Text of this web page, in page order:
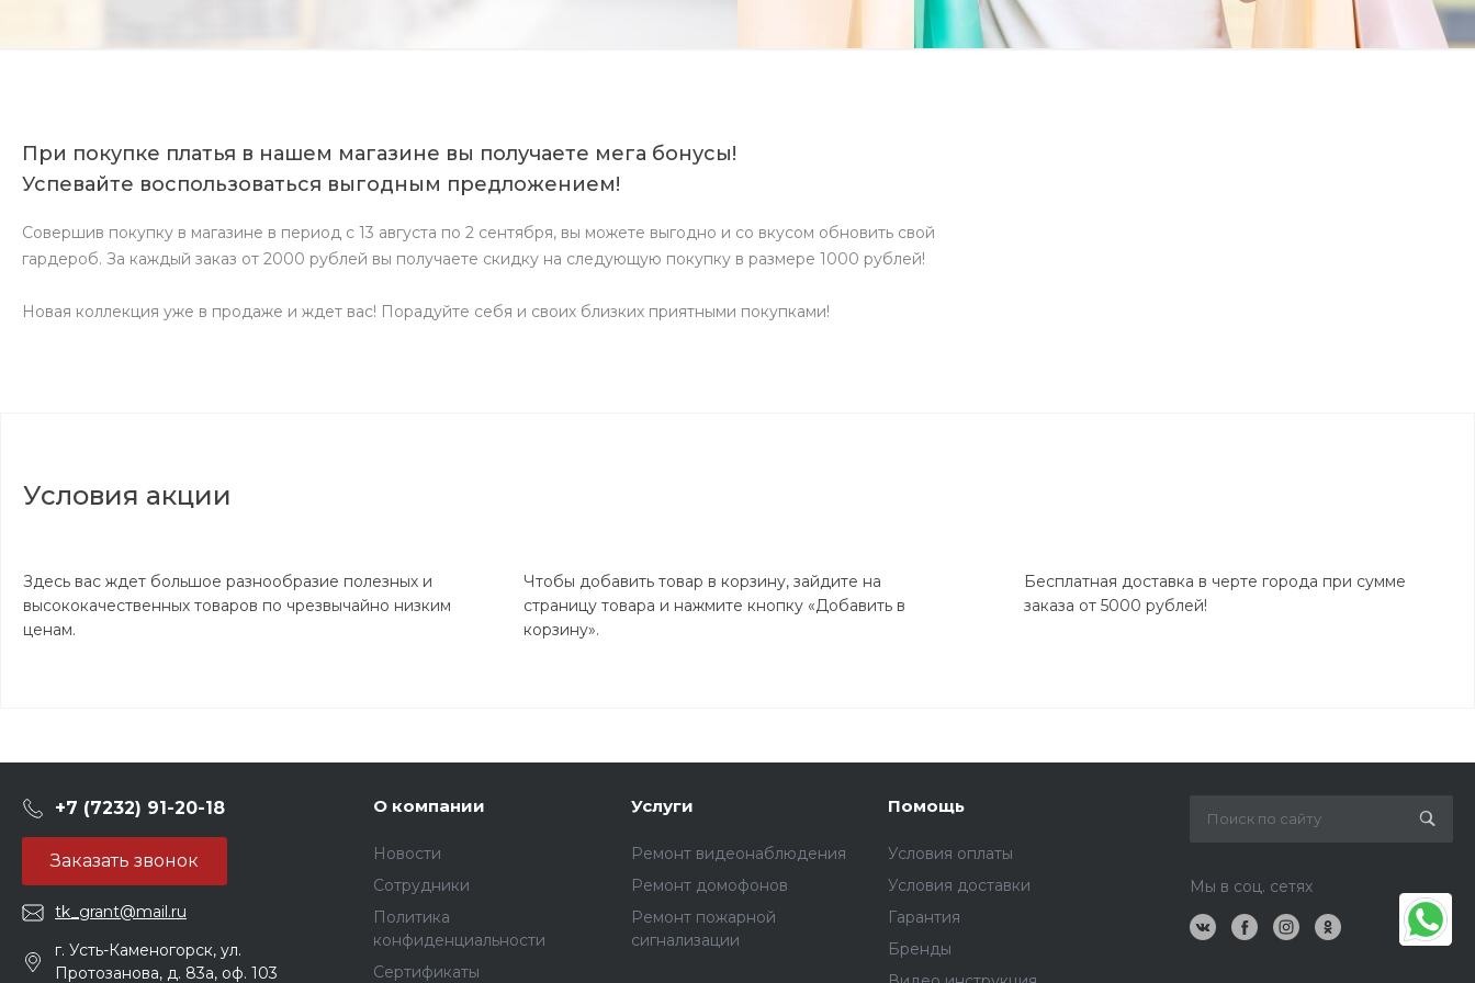
При покупке платья в нашем магазине вы получаете мега бонусы!
Успевайте воспользоваться выгодным предложением!
Совершив покупку в магазине в период с 13 августа по 2 сентября, вы можете выгодно и со вкусом обновить свой
гардероб. За каждый заказ от 2000 рублей вы получаете скидку на следующую покупку в размере 1000 рублей!
Новая коллекция уже в продаже и ждет вас! Порадуйте себя и своих близких приятными покупками!
Условия акции
Здесь вас ждет большое разнообразие полезных и
высококачественных товаров по чрезвычайно низким
ценам.
Чтобы добавить товар в корзину, зайдите на
страницу товара и нажмите кнопку «Добавить в
корзину».
Бесплатная доставка в черте города при сумме
заказа от 5000 рублей!
+7 (7232) 91-20-18
Заказать звонок
tk_grant@mail.ru
г. Усть-Каменогорск, ул.
Протозанова, д. 83а, оф. 103
О компании
Новости
Сотрудники
Политика
конфиденциальности
Сертификаты
Услуги
Ремонт видеонаблюдения
Ремонт домофонов
Ремонт пожарной
сигнализации
Помощь
Условия оплаты
Условия доставки
Гарантия
Бренды
Мы в соц. сетях